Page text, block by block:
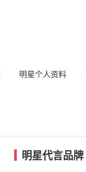
明星个人资料
明星代言品牌